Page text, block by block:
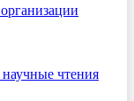
чтения